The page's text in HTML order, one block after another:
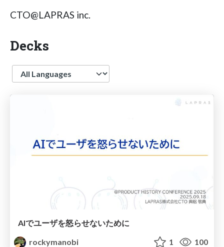
CTO@LAPRAS inc.
Decks
Language
AIでユーザを怒らせないために
rockymanobi
1 100